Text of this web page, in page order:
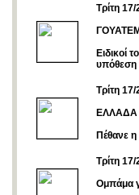
Tρίτη 17/
Ειδικοί
υπόθεση
Τρίτη 17/
ΕΛΛΑΔΑ
Πέθανε
Τρίτη 17/
Ομπάμα